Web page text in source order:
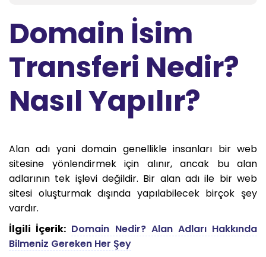
Domain İsim
Transferi Nedir?
Nasıl Yapılır?
Alan adı yani domain genellikle insanları bir web
sitesine yönlendirmek için alınır, ancak bu alan
adlarının tek işlevi değildir. Bir alan adı ile bir web
sitesi oluşturmak dışında yapılabilecek birçok şey
vardır.
İlgili İçerik: Domain Nedir? Alan Adları Hakkında
Bilmeniz Gereken Her Şey